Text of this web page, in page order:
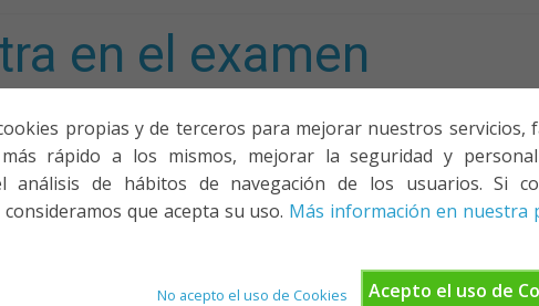
propias y de terceros para mejorar nuestros servicios,
rápido a los mismos, mejorar la seguridad y
análisis de hábitos de navegación de los usuarios. Si
que acepta su uso. Más información en nuestra
Acepto el uso de
No acepto el uso de Cookies
en el examen
PONENCIAS Y CURSOS ¿QUIÉNES SOMOS? YOUTUBE